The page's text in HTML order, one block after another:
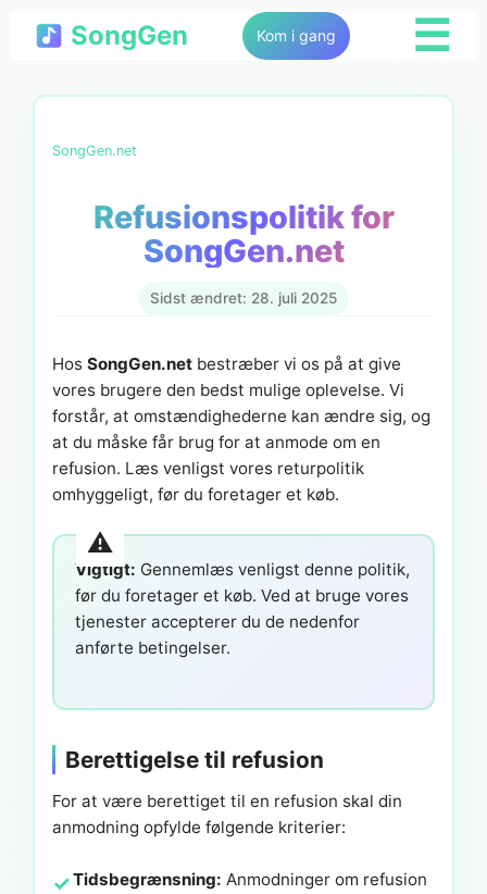
SongGen Kom i gang ☰
SongGen.net
Refusionspolitik for
SongGen.net
Sidst ændret: 28. juli 2025
Hos SongGen.net bestræber vi os på at give
vores brugere den bedst mulige oplevelse. Vi
forstår, at omstændighederne kan ændre sig, og
at du måske får brug for at anmode om en
refusion. Læs venligst vores returpolitik
omhyggeligt, før du foretager et køb.
Vigtigt: Gennemlæs venligst denne politik,
før du foretager et køb. Ved at bruge vores
tjenester accepterer du de nedenfor
anførte betingelser.
Berettigelse til refusion
For at være berettiget til en refusion skal din
anmodning opfylde følgende kriterier:
Tidsbegrænsning: Anmodninger om refusion